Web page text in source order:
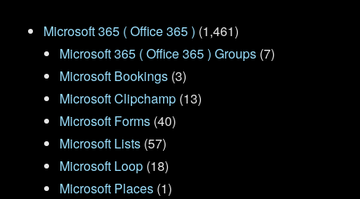
Microsoft 365 ( Office 365 ) (1,461)
Microsoft 365 ( Office 365 ) Groups (7)
Microsoft Bookings (3)
Microsoft Clipchamp (13)
Microsoft Forms (40)
Microsoft Lists (57)
Microsoft Loop (18)
Microsoft Places (1)